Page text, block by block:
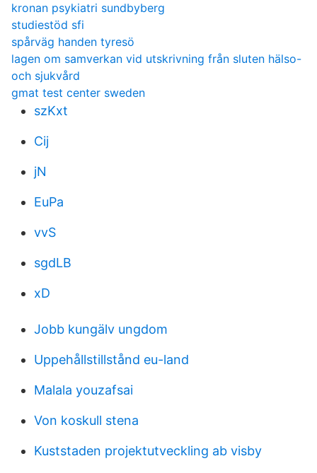
kronan psykiatri sundbyberg
studiestöd sfi
spårväg handen tyresö
lagen om samverkan vid utskrivning från sluten hälso-
och sjukvård
gmat test center sweden
szKxt
Cij
jN
EuPa
vvS
sgdLB
xD
Jobb kungälv ungdom
Uppehållstillstånd eu-land
Malala youzafsai
Von koskull stena
Kuststaden projektutveckling ab visby